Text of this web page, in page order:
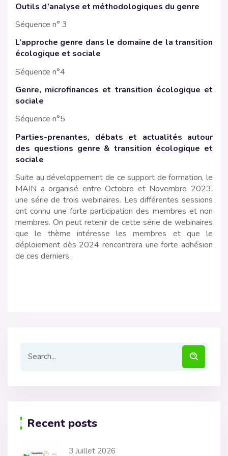
Outils d’analyse et méthodologiques du genre
Séquence n° 3
L’approche genre dans le domaine de la transition
écologique et sociale
Séquence n°4
Genre, microfinances et transition écologique et
sociale
Séquence n°5
Parties-prenantes, débats et actualités autour
des questions genre & transition écologique et
sociale
Suite au développement de ce support de formation, le
MAIN a organisé entre Octobre et Novembre 2023,
une série de trois webinaires. Les différentes sessions
ont connu une forte participation des membres et non
membres. On peut retenir de cette série de webinaires
que le thème intéresse les membres et que le
déploiement dès 2024 rencontrera une forte adhésion
de ces derniers.
Recent posts
3 Juillet 2026